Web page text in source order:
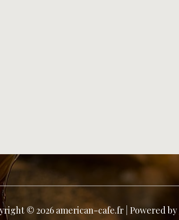
© 2026 american-cafe.fr | Powered by